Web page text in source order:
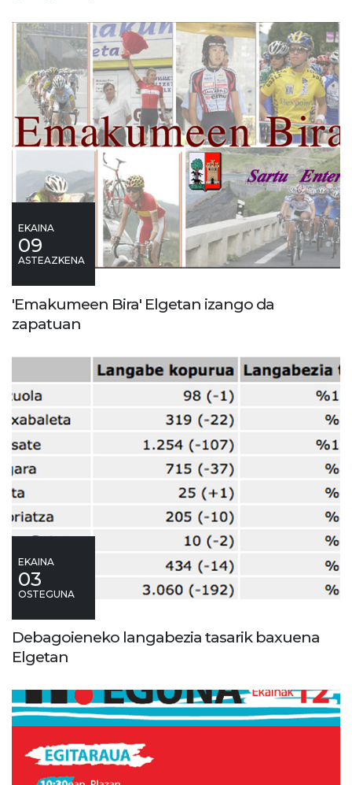
EKAINA
09
ASTEAZKENA
'Emakumeen Bira' Elgetan izango da
zapatuan
EKAINA
03
OSTEGUNA
Debagoieneko langabezia tasarik baxuena
Elgetan